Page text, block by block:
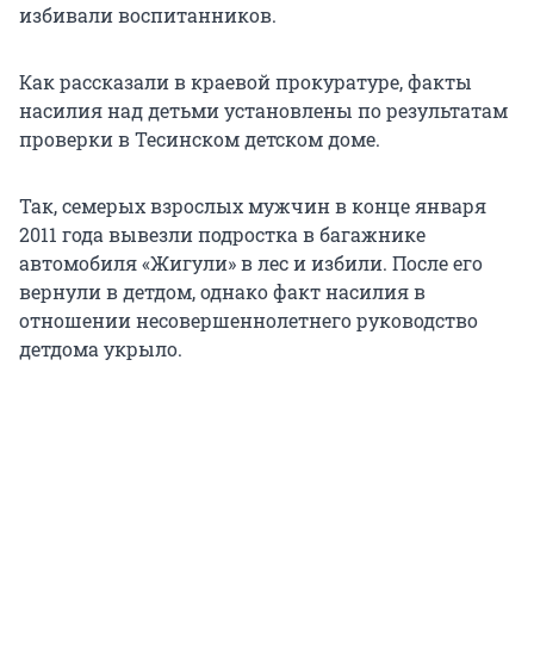
избивали воспитанников.
Как рассказали в краевой прокуратуре, факты
насилия над детьми установлены по результатам
проверки в Тесинском детском доме.
Так, семерых взрослых мужчин в конце января
2011 года вывезли подростка в багажнике
автомобиля «Жигули» в лес и избили. После его
вернули в детдом, однако факт насилия в
отношении несовершеннолетнего руководство
детдома укрыло.